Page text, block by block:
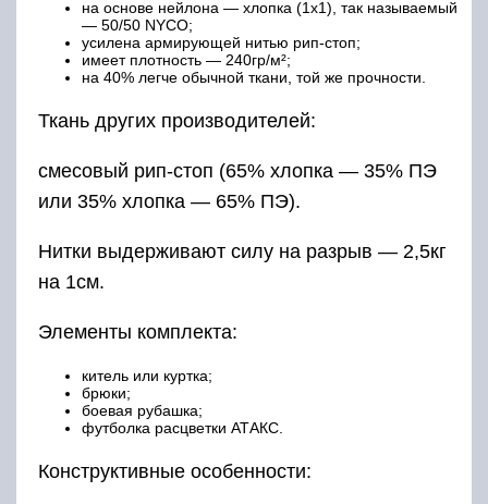
на основе нейлона — хлопка (1х1), так называемый
— 50/50 NYCO;
усилена армирующей нитью рип-стоп;
имеет плотность — 240гр/м²;
на 40% легче обычной ткани, той же прочности.
Ткань других производителей:
смесовый рип-стоп (65% хлопка — 35% ПЭ
или 35% хлопка — 65% ПЭ).
Нитки выдерживают силу на разрыв — 2,5кг
на 1см.
Элементы комплекта:
китель или куртка;
брюки;
боевая рубашка;
футболка расцветки АТАКС.
Конструктивные особенности: